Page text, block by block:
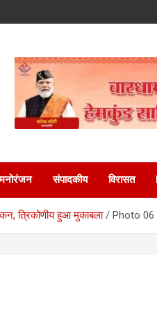
मनोरंजन संपादकीय विरासत
त्रिकोणीय हुआ मुकाबला Photo 06